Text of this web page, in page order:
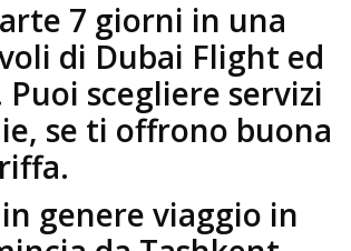
7 giorni in una
di Dubai Flight ed
scegliere servizi
se ti offrono buona
genere viaggio in